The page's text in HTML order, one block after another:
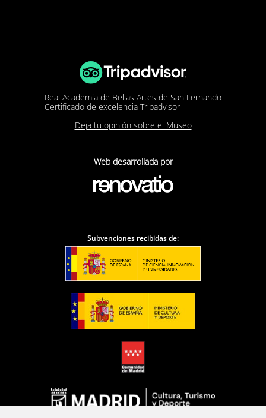
Real Academia de Bellas Artes de San Fernando
Certificado de excelencia Tripadvisor
Deja tu opinión sobre el Museo
Web desarrollada por
Subvenciones recibidas de: